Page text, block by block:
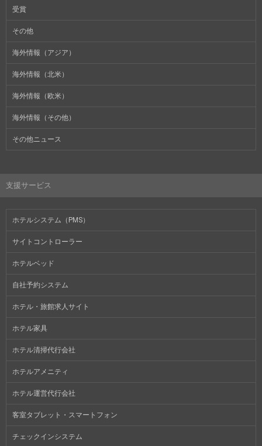
受賞
その他
海外情報（アジア）
海外情報（北米）
海外情報（欧米）
海外情報（その他）
その他ニュース
支援サービス
ホテルシステム（PMS）
サイトコントローラー
ホテルベッド
自社予約システム
ホテル・旅館求人サイト
ホテル家具
ホテル清掃代行会社
ホテルアメニティ
ホテル運営代行会社
客室タブレット・スマートフォン
チェックインシステム